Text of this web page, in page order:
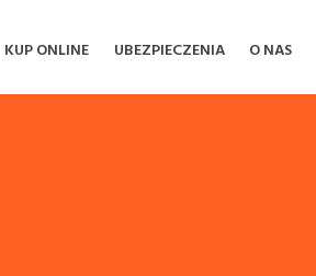
KUP ONLINE UBEZPIECZENIA O NAS